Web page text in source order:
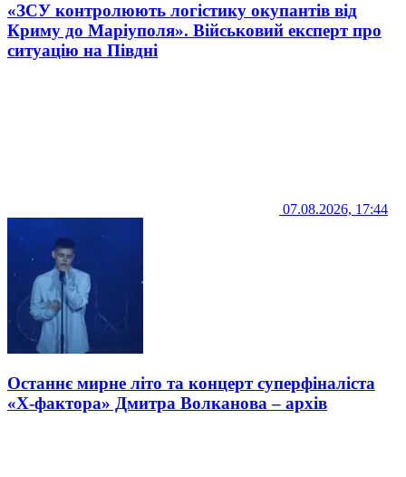
«ЗСУ контролюють логістику окупантів від
Криму до Маріуполя». Військовий експерт про
ситуацію на Півдні
07.08.2026, 17:44
Останнє мирне літо та концерт суперфіналіста
«Х-фактора» Дмитра Волканова – архів